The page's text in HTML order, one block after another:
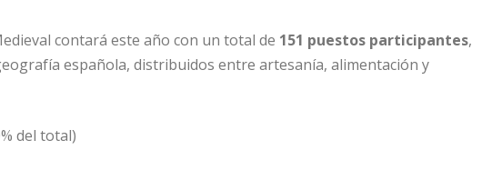
contará este año con un total de 151 puestos participantes,
española, distribuidos entre artesanía, alimentación y
del total)